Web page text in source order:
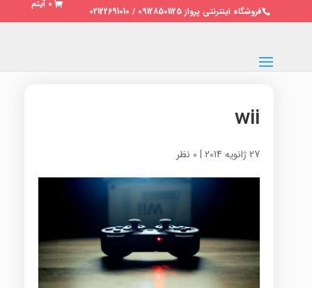
فروشگاه اینترنتی پرواز 09128501125 / 02122691010
0 آیتم
wii
27 ژانویه 2014 | 0 نظر